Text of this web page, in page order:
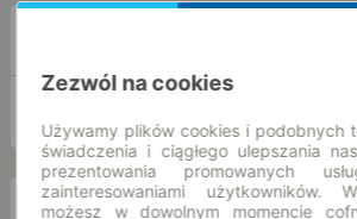
pn. 10 sie. -- : --
Zezwól na cookies
Używamy plików cookies i podobnych
świadczenia i ciągłego ulepszania
prezentowania promowanych
zainteresowaniami użytkowników.
możesz w dowolnym momencie